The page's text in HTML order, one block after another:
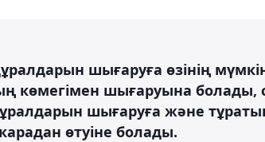
шығаруға өзінің
көмегімен шығаруына болады,
шығаруға және
өтуіне болады.